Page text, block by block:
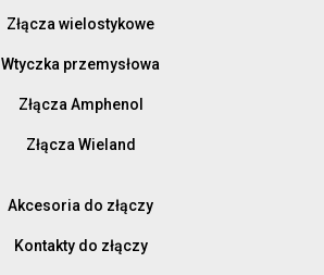
Złącza wielostykowe
Wtyczka przemysłowa
Złącza Amphenol
Złącza Wieland
Akcesoria do złączy
Kontakty do złączy